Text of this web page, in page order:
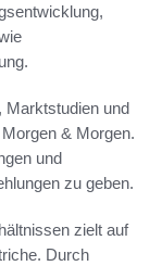
Marktstudien und
& Morgen.
und
zu geben.
zielt auf
Durch